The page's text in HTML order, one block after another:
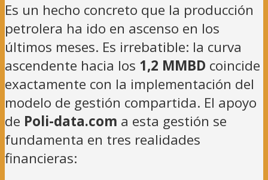
Es un hecho concreto que la producción
petrolera ha ido en ascenso en los
últimos meses. Es irrebatible: la curva
ascendente hacia los 1,2 MMBD coincide
exactamente con la implementación del
modelo de gestión compartida. El apoyo
de Poli-data.com a esta gestión se
fundamenta en tres realidades
financieras: